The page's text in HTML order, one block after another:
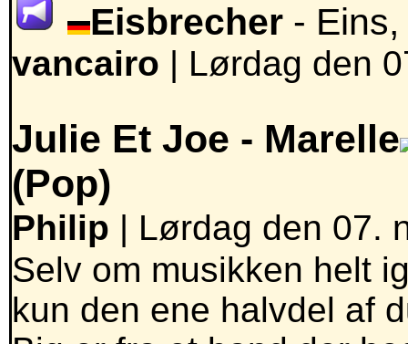
Eisbrecher -
vancairo | Lørdag den
Julie Et Joe - Marelle
(Pop)
Philip | Lørdag den 07.
Selv om musikken helt
kun den ene halvdel af